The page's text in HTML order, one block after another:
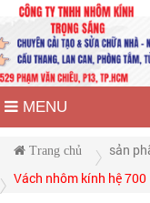
MENU
Trang chủ sản
Vách nhôm kính hệ 700